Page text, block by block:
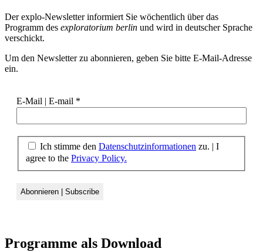
Der explo-Newsletter informiert Sie wöchentlich über das
Programm des exploratorium berlin und wird in deutscher Sprache
verschickt.
Um den Newsletter zu abonnieren, geben Sie bitte E-Mail-Adresse
ein.
E-Mail | E-mail *
Ich stimme den Datenschutzinformationen zu. | I
agree to the Privacy Policy.
Programme als Download